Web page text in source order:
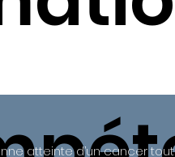
atteinte d’un cancer